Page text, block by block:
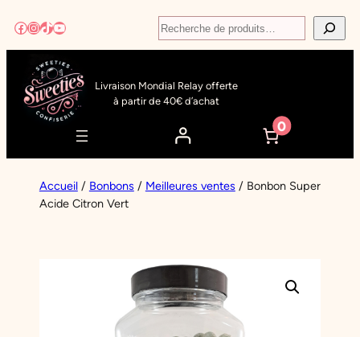
au
contenu
Facebook
Instagram
TikTok
YouTube Recherche
Livraison Mondial Relay offerte
à partir de 40€ d’achat
0
Accueil/ Bonbons / Meilleures ventes / Bonbon Super
Acide Citron Vert